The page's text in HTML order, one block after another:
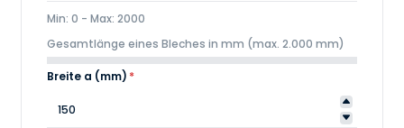
Min: 0 - Max: 2000
Gesamtlänge eines Bleches in mm (max. 2.000 mm)
Breite a (mm) *